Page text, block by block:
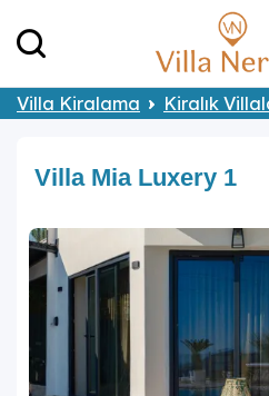
Villa Kiralama Kiralık
Villa Mia Luxery 1